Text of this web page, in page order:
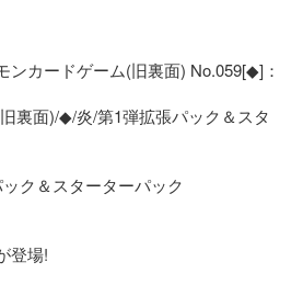
ンカードゲーム(旧裏面) No.059[◆]：
裏面)/◆/炎/第1弾拡張パック＆スタ
ク＆スターターパック
登場!